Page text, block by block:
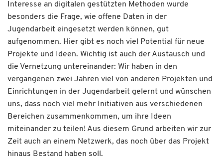
Interesse an digitalen gestützten Methoden wurde
besonders die Frage, wie offene Daten in der
Jugendarbeit eingesetzt werden können, gut
aufgenommen. Hier gibt es noch viel Potential für neue
Projekte und Ideen. Wichtig ist auch der Austausch und
die Vernetzung untereinander: Wir haben in den
vergangenen zwei Jahren viel von anderen Projekten und
Einrichtungen in der Jugendarbeit gelernt und wünschen
uns, dass noch viel mehr Initiativen aus verschiedenen
Bereichen zusammenkommen, um ihre Ideen
miteinander zu teilen! Aus diesem Grund arbeiten wir zur
Zeit auch an einem Netzwerk, das noch über das Projekt
hinaus Bestand haben soll.